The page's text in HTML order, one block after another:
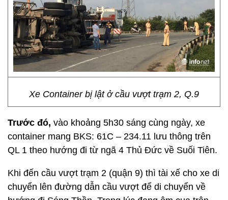
Xe Container bị lật ở cầu vượt trạm 2, Q.9
Trước đó, vào khoảng 5h30 sáng cùng ngày, xe
container mang BKS: 61C – 234.11 lưu thông trên
QL 1 theo hướng đi từ ngã 4 Thủ Đức về Suối Tiên.
Khi đến cầu vượt trạm 2 (quận 9) thì tài xế cho xe di
chuyển lên đường dẫn cầu vượt để di chuyển về